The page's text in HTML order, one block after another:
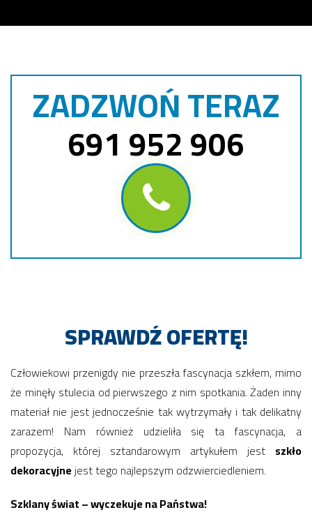
ZADZWOŃ TERAZ
691 952 906
SPRAWDŹ OFERTĘ!
Człowiekowi przenigdy nie przeszła fascynacja szkłem, mimo
że minęły stulecia od pierwszego z nim spotkania. Żaden inny
materiał nie jest jednocześnie tak wytrzymały i tak delikatny
zarazem! Nam również udzieliła się ta fascynacja, a
propozycja, której sztandarowym artykułem jest szkło
dekoracyjnejest tego najlepszym odzwierciedleniem.
Szklany świat – wyczekuje na Państwa!